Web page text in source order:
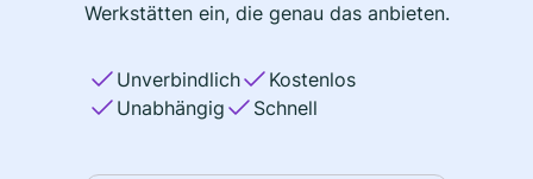
Werkstätten ein, die genau das anbieten.
Unverbindlich
Kostenlos
Unabhängig
Schnell